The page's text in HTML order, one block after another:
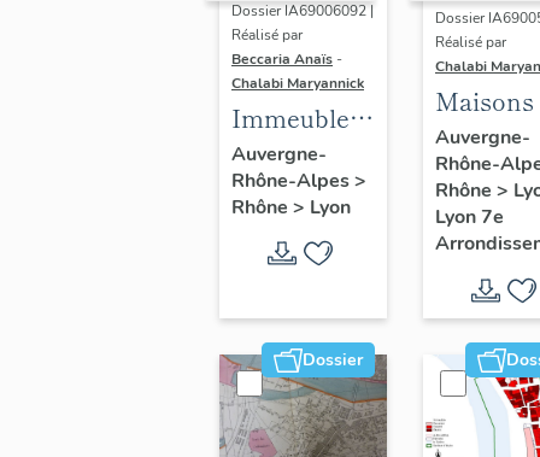
Dossier IA69006092 |
Réalisé par
Beccaria Anaïs -
Chalabi Maryannick
Immeubles
des Années
Trente de la
rive gauche
Auvergne-
Rhône-Alpes>
Rhône > Lyon
Dossier
Réalisé par
Chalabi
Maisons
Auvergne-
Rhône-
Rhône >
Lyon 7e
Dossier